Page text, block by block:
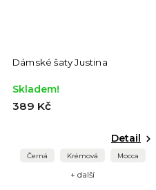
Dámské šaty Justina
Skladem!
389 Kč
Detail
Černá Krémová Mocca
+ další